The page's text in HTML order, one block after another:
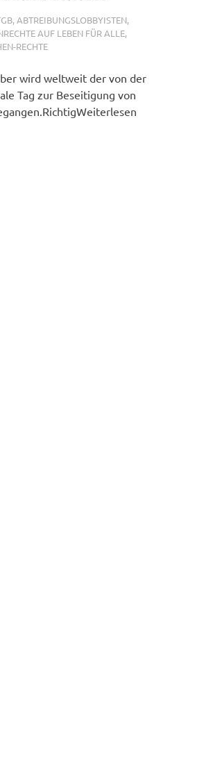
,ABTREIBUNGSLOBBYISTEN,
AUF LEBEN FÜR ALLE,
RECHTE
wird weltweit der von der
Tag zur Beseitigung von